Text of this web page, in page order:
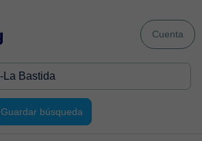
Cuenta
Guardar búsqueda